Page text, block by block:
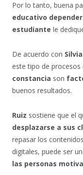
Por lo tanto, buena
educativo
estudiante le
De acuerdo con
este tipo de procesos
constancia son
buenos resultados.
Ruiz sostiene que el
desplazarse a sus
repasar los
digitales, puede ser
las personas